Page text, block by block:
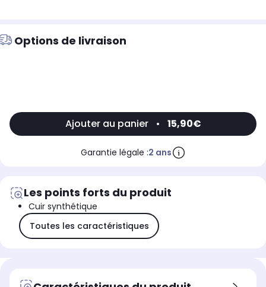
Options de livraison
Ajouter au panier • 15,90€
Garantie légale :2 ans
Les points forts du produit
Cuir synthétique
Toutes les caractéristiques